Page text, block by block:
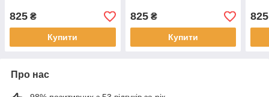
825 ₴
Купити
825₴
Купити
825
Про нас